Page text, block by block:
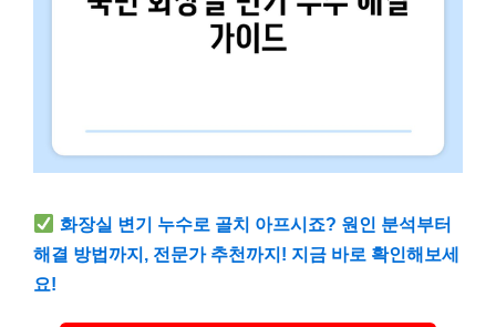
화장실 변기 누수로 골치 아프시죠? 원인 분석부터
해결 방법까지, 전문가 추천까지! 지금 바로 확인해보세
요!